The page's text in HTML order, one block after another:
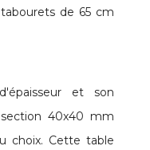
de 65 cm
et son
40x40 mm
choix. Cette table